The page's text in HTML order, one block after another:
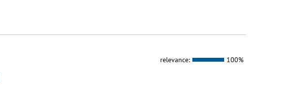
relevance: 100%